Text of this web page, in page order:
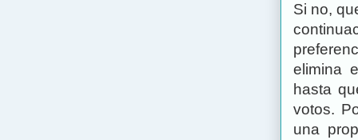
Si no,
elimina
hasta
votos.
una